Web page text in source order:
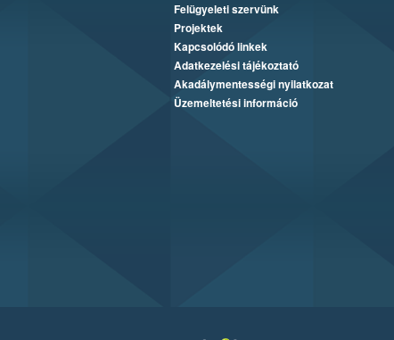
Felügyeleti szervünk
Projektek
Kapcsolódó linkek
Adatkezelési tájékoztató
Akadálymentességi nyilatkozat
Üzemeltetési információ